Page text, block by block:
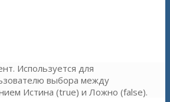
Используется для
выбора между
Истина (true) и Ложно (false).